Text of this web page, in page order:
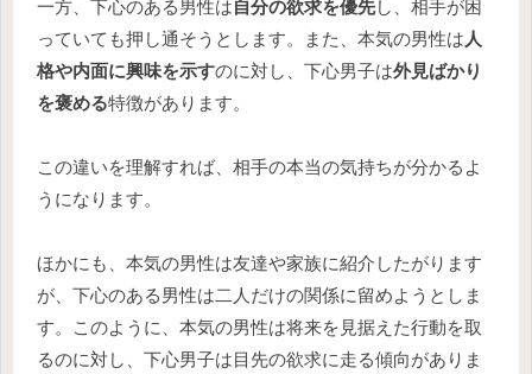
一方、下心のある男性は自分の欲求を優先し、相手が困
っていても押し通そうとします。また、本気の男性は 人
格や内面に興味を示すのに対し、下心男子は外見ばかり
を褒める特徴があります。
この違いを理解すれば、相手の本当の気持ちが分かるよ
うになります。
ほかにも、本気の男性は友達や家族に紹介したがります
が、下心のある男性は二人だけの関係に留めようとしま
す。このように、本気の男性は将来を見据えた行動を取
るのに対し、下心男子は目先の欲求に走る傾向がありま